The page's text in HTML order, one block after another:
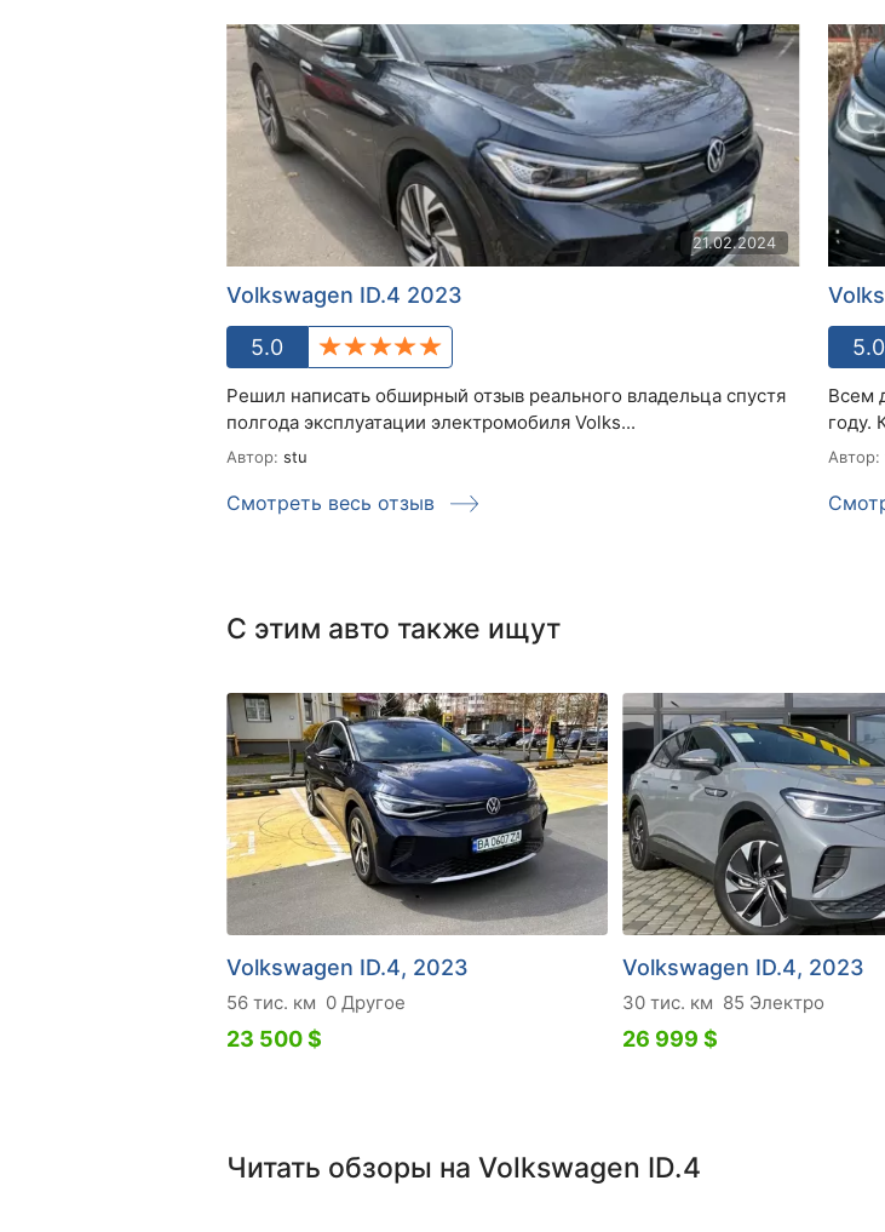
21.02.2024
Volkswagen ID.4 2023
5.0
Решил написать обширный отзыв реального владельца спустя
полгода эксплуатации электромобиля Volks...
Автор: stu
Смотреть весь отзыв
5.0
Всем
году.
Автор:
С этим авто также ищут
Volkswagen ID.4, 2023
56 тис. км 0 Другое
23 500 $
Volkswagen ID.4, 2023
30 тис. км 85 Электро
26 999 $
Читать обзоры на Volkswagen ID.4